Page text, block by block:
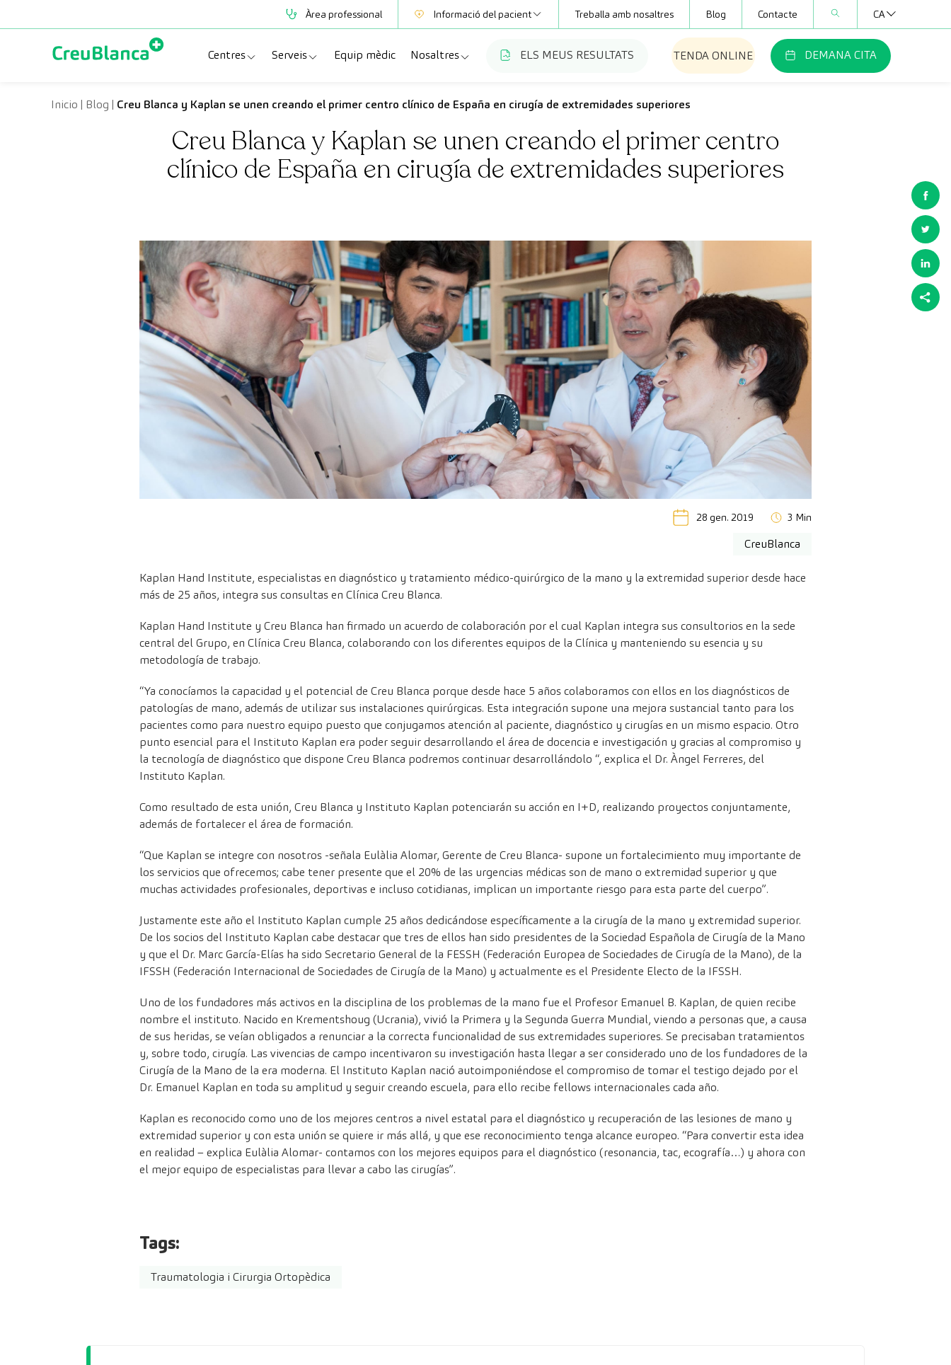
Àrea professional Informació del pacient
Mútues
Treballa amb nosaltres Blog Contacte CA
Centres
Clínica CreuBlanca
CreuBlanca Tarradellas
Diagnosis Médica
Centres Aragó
Serveis
Especialitats
Proves diagnòstiques
Revisions mèdiques
Equip mèdic Nosaltres
Qui som
Treballa amb nosaltres
Blog
Preguntes freqüents
ELS MEUS RESULTATS TENDA ONLINE DEMANA CITA
Inicio | Blog | Creu Blanca y Kaplan se unen creando el primer centro clínico de España en cirugía de extremidades superiores
Creu Blanca y Kaplan se unen creando el primer centro
clínico de España en cirugía de extremidades superiores
28 gen. 2019 3 Min
CreuBlanca
Kaplan Hand Institute, especialistas en diagnóstico y tratamiento médico-quirúrgico de la mano y la extremidad superior desde hace
más de 25 años, integra sus consultas en Clínica Creu Blanca.
Kaplan Hand Institute y Creu Blanca han firmado un acuerdo de colaboración por el cual Kaplan integra sus consultorios en la sede
central del Grupo, en Clínica Creu Blanca, colaborando con los diferentes equipos de la Clínica y manteniendo su esencia y su
metodología de trabajo.
“Ya conocíamos la capacidad y el potencial de Creu Blanca porque desde hace 5 años colaboramos con ellos en los diagnósticos de
patologías de mano, además de utilizar sus instalaciones quirúrgicas. Esta integración supone una mejora sustancial tanto para los
pacientes como para nuestro equipo puesto que conjugamos atención al paciente, diagnóstico y cirugías en un mismo espacio. Otro
punto esencial para el Instituto Kaplan era poder seguir desarrollando el área de docencia e investigación y gracias al compromiso y
la tecnología de diagnóstico que dispone Creu Blanca podremos continuar desarrollándolo “, explica el Dr. Àngel Ferreres, del
Instituto Kaplan.
Como resultado de esta unión, Creu Blanca y Instituto Kaplan potenciarán su acción en I+D, realizando proyectos conjuntamente,
además de fortalecer el área de formación.
“Que Kaplan se integre con nosotros -señala Eulàlia Alomar, Gerente de Creu Blanca- supone un fortalecimiento muy importante de
los servicios que ofrecemos; cabe tener presente que el 20% de las urgencias médicas son de mano o extremidad superior y que
muchas actividades profesionales, deportivas e incluso cotidianas, implican un importante riesgo para esta parte del cuerpo”.
Justamente este año el Instituto Kaplan cumple 25 años dedicándose específicamente a la cirugía de la mano y extremidad superior.
De los socios del Instituto Kaplan cabe destacar que tres de ellos han sido presidentes de la Sociedad Española de Cirugía de la Mano
y que el Dr. Marc García-Elías ha sido Secretario General de la FESSH (Federación Europea de Sociedades de Cirugía de la Mano), de la
IFSSH (Federación Internacional de Sociedades de Cirugía de la Mano) y actualmente es el Presidente Electo de la IFSSH.
Uno de los fundadores más activos en la disciplina de los problemas de la mano fue el Profesor Emanuel B. Kaplan, de quien recibe
nombre el instituto. Nacido en Krementshoug (Ucrania), vivió la Primera y la Segunda Guerra Mundial, viendo a personas que, a causa
de sus heridas, se veían obligados a renunciar a la correcta funcionalidad de sus extremidades superiores. Se precisaban tratamientos
y, sobre todo, cirugía. Las vivencias de campo incentivaron su investigación hasta llegar a ser considerado uno de los fundadores de la
Cirugía de la Mano de la era moderna. El Instituto Kaplan nació autoimponiéndose el compromiso de tomar el testigo dejado por el
Dr. Emanuel Kaplan en toda su amplitud y seguir creando escuela, para ello recibe fellows internacionales cada año.
Kaplan es reconocido como uno de los mejores centros a nivel estatal para el diagnóstico y recuperación de las lesiones de mano y
extremidad superior y con esta unión se quiere ir más allá, y que ese reconocimiento tenga alcance europeo. “Para convertir esta idea
en realidad – explica Eulàlia Alomar- contamos con los mejores equipos para el diagnóstico (resonancia, tac, ecografía…) y ahora con
el mejor equipo de especialistas para llevar a cabo las cirugías”.
Tags:
Traumatologia i Cirurgia Ortopèdica